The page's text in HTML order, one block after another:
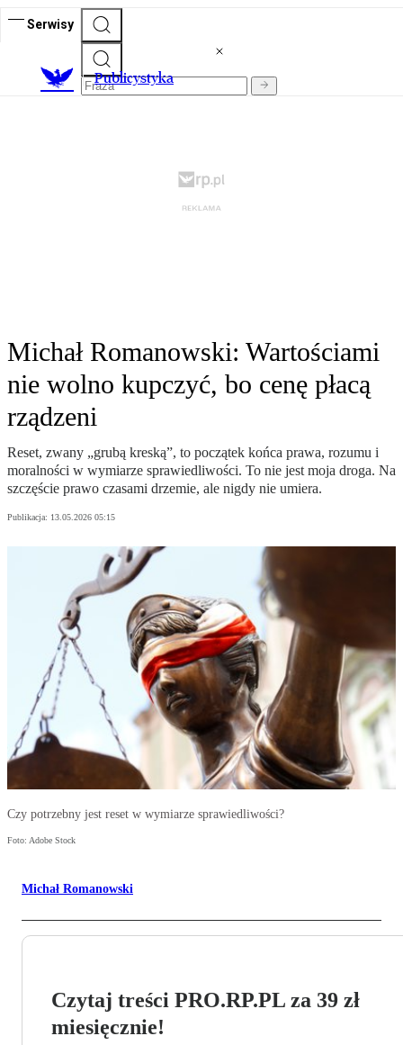
Serwisy
Publicystyka
Michał Romanowski: Wartościami
nie wolno kupczyć, bo cenę płacą
rządzeni
Reset, zwany „grubą kreską”, to początek końca prawa, rozumu i
moralności w wymiarze sprawiedliwości. To nie jest moja droga. Na
szczęście prawo czasami drzemie, ale nigdy nie umiera.
Publikacja: 13.05.2026 05:15
Czy potrzebny jest reset w wymiarze sprawiedliwości?
Foto: Adobe Stock
Michał Romanowski
Czytaj treści PRO.RP.PL za 39 zł
miesięcznie!